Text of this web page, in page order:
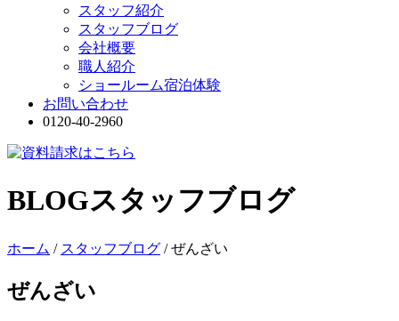
スタッフ紹介
スタッフブログ
会社概要
職人紹介
ショールーム宿泊体験
お問い合わせ
0120-40-2960
BLOGスタッフブログ
ホーム / スタッフブログ /ぜんざい
ぜんざい